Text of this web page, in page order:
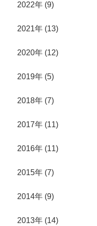
2022年 (9)
2021年 (13)
2020年 (12)
2019年 (5)
2018年 (7)
2017年 (11)
2016年 (11)
2015年 (7)
2014年 (9)
2013年 (14)